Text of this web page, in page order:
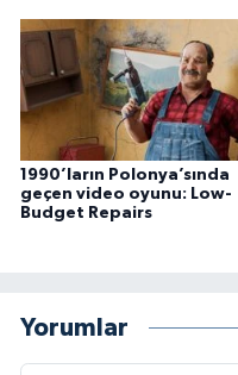
1990’ların Polonya’sında
geçen video oyunu: Low-
Budget Repairs
Yorumlar